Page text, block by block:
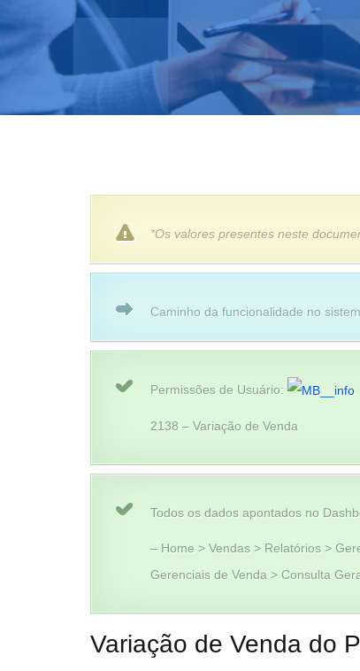
*Os valores presentes neste
Caminho da funcionalidade no
Permissões de Usuário:
2138 – Variação de Venda
Todos os dados apontados no
– Home > Vendas > Relatórios >
Gerenciais de Venda > Consulta
Variação de Venda do